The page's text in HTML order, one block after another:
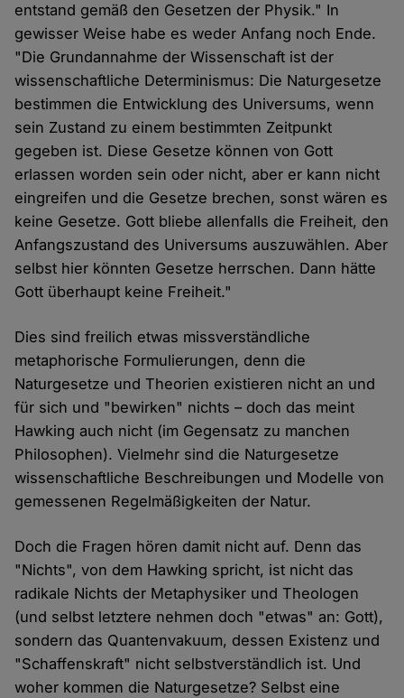
entstand gemäß den Gesetzen der Physik." In
gewisser Weise habe es weder Anfang noch Ende.
"Die Grundannahme der Wissenschaft ist der
wissenschaftliche Determinismus: Die Naturgesetze
bestimmen die Entwicklung des Universums, wenn
sein Zustand zu einem bestimmten Zeitpunkt
gegeben ist. Diese Gesetze können von Gott
erlassen worden sein oder nicht, aber er kann nicht
eingreifen und die Gesetze brechen, sonst wären es
keine Gesetze. Gott bliebe allenfalls die Freiheit, den
Anfangszustand des Universums auszuwählen. Aber
selbst hier könnten Gesetze herrschen. Dann hätte
Gott überhaupt keine Freiheit."
Dies sind freilich etwas missverständliche
metaphorische Formulierungen, denn die
Naturgesetze und Theorien existieren nicht an und
für sich und "bewirken" nichts – doch das meint
Hawking auch nicht (im Gegensatz zu manchen
Philosophen). Vielmehr sind die Naturgesetze
wissenschaftliche Beschreibungen und Modelle von
gemessenen Regelmäßigkeiten der Natur.
Doch die Fragen hören damit nicht auf. Denn das
"Nichts", von dem Hawking spricht, ist nicht das
radikale Nichts der Metaphysiker und Theologen
(und selbst letztere nehmen doch "etwas" an: Gott),
sondern das Quantenvakuum, dessen Existenz und
"Schaffenskraft" nicht selbstverständlich ist. Und
woher kommen die Naturgesetze? Selbst eine